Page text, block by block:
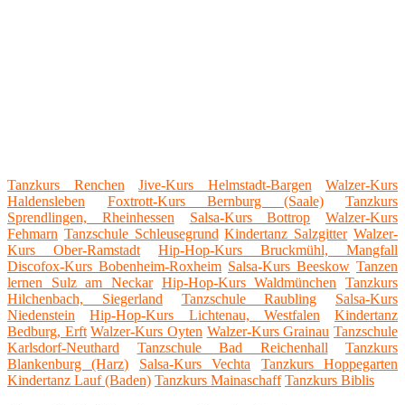
Tanzkurs Renchen Jive-Kurs Helmstadt-Bargen
Walzer-Kurs
Haldensleben
Foxtrott-Kurs Bernburg (Saale)
Tanzkurs
Sprendlingen, Rheinhessen
Salsa-Kurs Bottrop
Walzer-Kurs
Fehmarn Tanzschule Schleusegrund Kindertanz Salzgitter Walzer-
Kurs Ober-Ramstadt
Hip-Hop-Kurs Bruckmühl, Mangfall
Discofox-Kurs Bobenheim-Roxheim Salsa-Kurs Beeskow Tanzen
lernen Sulz am Neckar Hip-Hop-Kurs Waldmünchen
Tanzkurs
Hilchenbach, Siegerland
Tanzschule Raubling
Salsa-Kurs
Niedenstein
Hip-Hop-Kurs Lichtenau, Westfalen
Kindertanz
Bedburg, Erft Walzer-Kurs Oyten Walzer-Kurs Grainau Tanzschule
Karlsdorf-Neuthard
Tanzschule Bad Reichenhall
Tanzkurs
Blankenburg (Harz)
Salsa-Kurs Vechta
Tanzkurs Hoppegarten
Kindertanz Lauf (Baden) Tanzkurs Mainaschaff Tanzkurs Biblis